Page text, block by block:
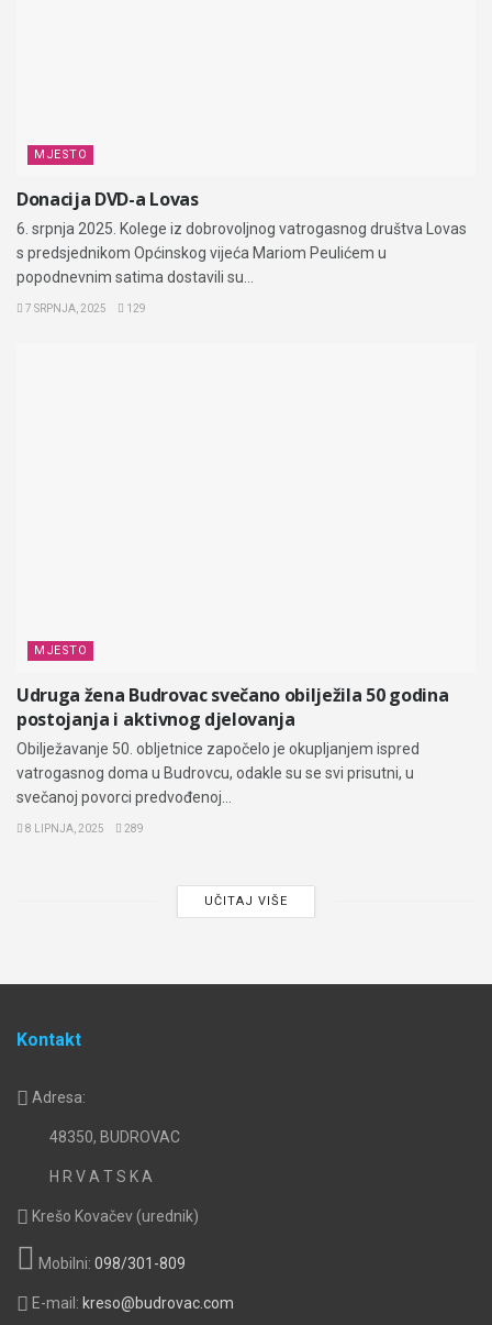
MJESTO
Donacija DVD-a Lovas
6. srpnja 2025. Kolege iz dobrovoljnog vatrogasnog društva Lovas
s predsjednikom Općinskog vijeća Mariom Peulićem u
popodnevnim satima dostavili su...
7 SRPNJA, 2025 129
MJESTO
Udruga žena Budrovac svečano obilježila 50 godina
postojanja i aktivnog djelovanja
Obilježavanje 50. obljetnice započelo je okupljanjem ispred
vatrogasnog doma u Budrovcu, odakle su se svi prisutni, u
svečanoj povorci predvođenoj...
8 LIPNJA, 2025 289
UČITAJ VIŠE
Kontakt
Adresa:
48350, BUDROVAC
H R V A T S K A
Krešo Kovačev (urednik)
Mobilni: 098/301-809
E-mail: kreso@budrovac.com